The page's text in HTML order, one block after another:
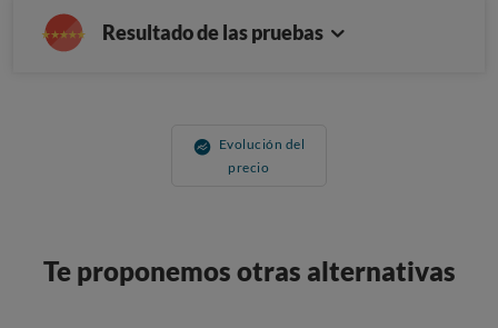
Resultado de las pruebas
Evolución del
precio
Te proponemos otras alternativas